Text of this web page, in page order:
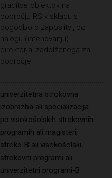
graditve objektov na
področju RS v skladu s
pogodbo o zaposlitvi, po
nalogu (imenovanju)
direktorja, zadolženega za
področje.
univerzitetna strokovna
izobrazba ali specializacija
po visokošolskih strokovnih
programih ali magisterij
stroke-B ali visokošolski
strokovni programi ali
univerzitetni programi-B